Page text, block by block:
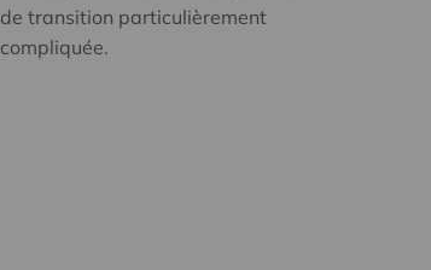
de transition particulièrement
compliquée.